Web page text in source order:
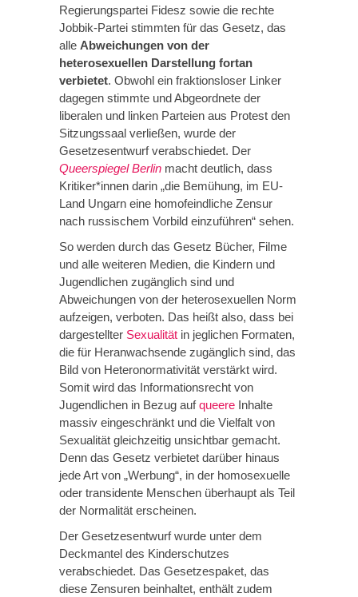
Regierungspartei Fidesz sowie die rechte
Jobbik-Partei stimmten für das Gesetz, das
alle Abweichungen von der
heterosexuellen Darstellung fortan
verbietet. Obwohl ein fraktionsloser Linker
dagegen stimmte und Abgeordnete der
liberalen und linken Parteien aus Protest den
Sitzungssaal verließen, wurde der
Gesetzesentwurf verabschiedet. Der
Queerspiegel Berlin macht deutlich, dass
Kritiker*innen darin „die Bemühung, im EU-
Land Ungarn eine homofeindliche Zensur
nach russischem Vorbild einzuführen“ sehen.
So werden durch das Gesetz Bücher, Filme
und alle weiteren Medien, die Kindern und
Jugendlichen zugänglich sind und
Abweichungen von der heterosexuellen Norm
aufzeigen, verboten. Das heißt also, dass bei
dargestellter Sexualität in jeglichen Formaten,
die für Heranwachsende zugänglich sind, das
Bild von Heteronormativität verstärkt wird.
Somit wird das Informationsrecht von
Jugendlichen in Bezug aufqueere Inhalte
massiv eingeschränkt und die Vielfalt von
Sexualität gleichzeitig unsichtbar gemacht.
Denn das Gesetz verbietet darüber hinaus
jede Art von „Werbung“, in der homosexuelle
oder transidente Menschen überhaupt als Teil
der Normalität erscheinen.
Der Gesetzesentwurf wurde unter dem
Deckmantel des Kinderschutzes
verabschiedet. Das Gesetzespaket, das
diese Zensuren beinhaltet, enthält zudem